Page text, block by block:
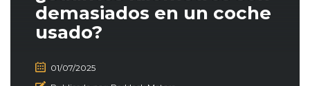
demasiados en un coche
usado?
01/07/2025